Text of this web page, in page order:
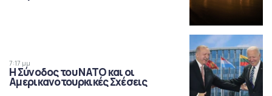
7:17 μμ
Η Σύνοδος του ΝΑΤΟ και οι
Αμερικανοτουρκικές Σχέσεις